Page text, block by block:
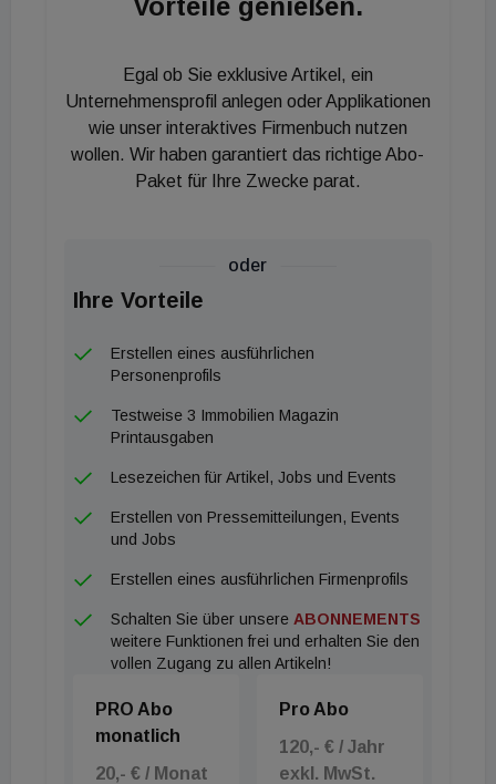
Abseits von Linz entwickeln sich die Märkte in Wels
und Steyr nach einer eigenen Logik. Wels
positioniert sich als Handels- und Messestandort,
an dem neue Dienstleistungsflächen vor allem im
Rahmen gemischt genutzter
resultiert primär aus betrieblichen Erweiterungen
technologieorientierter Unternehmen im
Engineering- und Produktionsbereich, was zu einer
ruhigen, aber nachhaltigen Marktentwicklung führt.
Egal ob Sie exklusive Artikel, ein
Unternehmensprofil anlegen oder Applikationen
wie unser interaktives Firmenbuch nutzen
wollen. Wir haben garantiert das richtige Abo-
Paket für Ihre Zwecke parat.
oder
Ihre Vorteile
Erstellen eines ausführlichen
Personenprofils
Testweise 3 Immobilien Magazin
Printausgaben
Lesezeichen für Artikel, Jobs und Events
Erstellen von Pressemitteilungen, Events
und Jobs
Erstellen eines ausführlichen Firmenprofils
Schalten Sie über unsere ABONNEMENTS
weitere Funktionen frei und erhalten Sie den
vollen Zugang zu allen Artikeln!
PRO Abo
monatlich
20,- € / Monat
Pro Abo
120,- € / Jahr
exkl. MwSt.